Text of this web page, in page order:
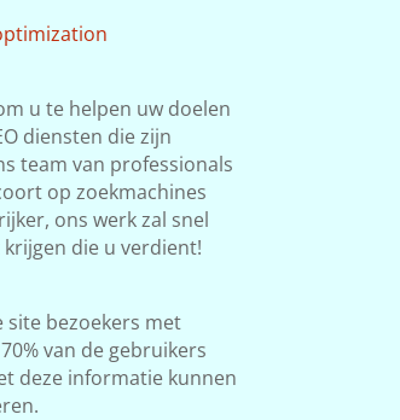
u te helpen uw doelen
diensten die zijn
team van professionals
op zoekmachines
ons werk zal snel
die u verdient!
bezoekers met
van de gebruikers
deze informatie kunnen